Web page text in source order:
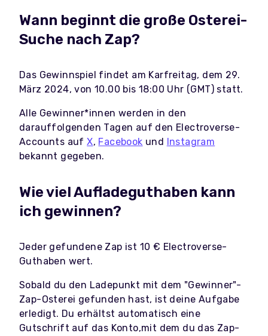
Wann beginnt die große Osterei-
Suche nach Zap?
Das Gewinnspiel findet am Karfreitag, dem 29.
März 2024, von 10.00 bis 18:00 Uhr (GMT) statt.
Alle Gewinner*innen werden in den
darauffolgenden Tagen auf den Electroverse-
Accounts aufX, Facebook und Instagram
bekannt gegeben.
Wie viel Aufladeguthaben kann
ich gewinnen?
Jeder gefundene Zap ist 10 € Electroverse-
Guthaben wert.
Sobald du den Ladepunkt mit dem "Gewinner"-
Zap-Osterei gefunden hast, ist deine Aufgabe
erledigt. Du erhältst automatisch eine
Gutschrift auf das Konto,mit dem du das Zap-